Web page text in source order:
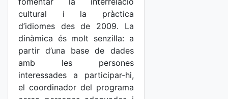
cultural i la pràctica
d’idiomes des de 2009. La
dinàmica és molt senzilla: a
partir d’una base de dades
amb les persones
interessades a participar-hi,
el coordinador del programa